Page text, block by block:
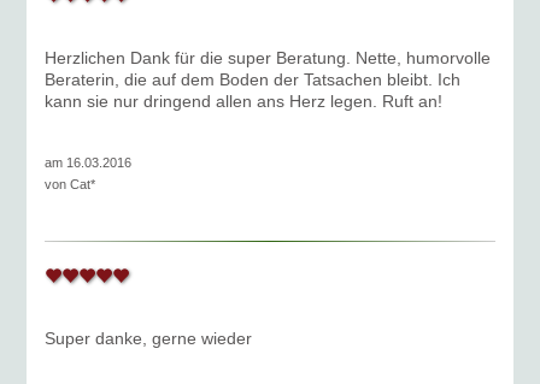
Herzlichen Dank für die super Beratung. Nette, humorvolle
Beraterin, die auf dem Boden der Tatsachen bleibt. Ich
kann sie nur dringend allen ans Herz legen. Ruft an!
am 16.03.2016
vonCat*
Super danke, gerne wieder